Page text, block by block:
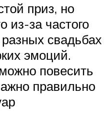
приз, но
из-за частого
свадьбах
эмоций.
повесить
правильно